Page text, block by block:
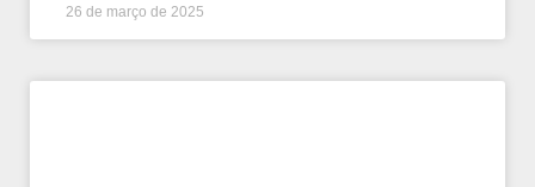
26 de março de 2025